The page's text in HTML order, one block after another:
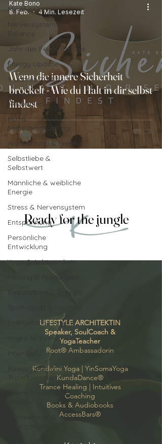
Mindful Living
Nervensystem &
Balance
Jahr des Feuer-Pferdes
Energy Update
9-Jahres-Zyklus
energetischer
Neubeginn
Mut &
Selbstbestimmung
Ausdehnung & Freiheit
Selbstliebe &
Selbstwert
Männliche & weibliche
Energie
Stress & Nervensystem
Entspannung
Persönliche
Entwicklung
Yoga & Achtsamkeit
Heilung & Prägungen
Bewusstsein & Energie
Energetische Arbeit
Innere Wahrnehmung
Bewusstsein &
Transformation
Innere Prozesse &
Wenn die innere Sicherheit
bröckelt - Wie du Halt in dir selbst
findest
Kate Bono
8. Feb.
4 Min. Lesezeit
Ready for the jungle
Ready for the jungle
LIFESTYLE ARCHITEKTIN
Speaker, SoulCoach &
YogaTeacher
Root® Ambassadorin
Kundalini Yoga | YinSomaYoga
KundaDance®
Trance Healing | Intuitives
Coaching
Books & Audiobooks
AccessBars®